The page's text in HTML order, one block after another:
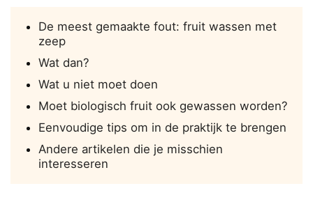
De meest gemaakte fout: fruit wassen met
zeep
Wat dan?
Wat u niet moet doen
Moet biologisch fruit ook gewassen worden?
Eenvoudige tips om in de praktijk te brengen
Andere artikelen die je misschien
interesseren